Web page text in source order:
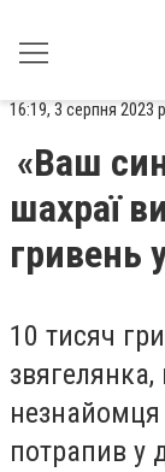
16:19, 3 серпня 2023
«Ваш
шахраї
гривень
10 тисяч
незнайомця
потрапив у